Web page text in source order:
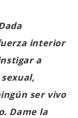
interior
a
ser vivo
Dame la